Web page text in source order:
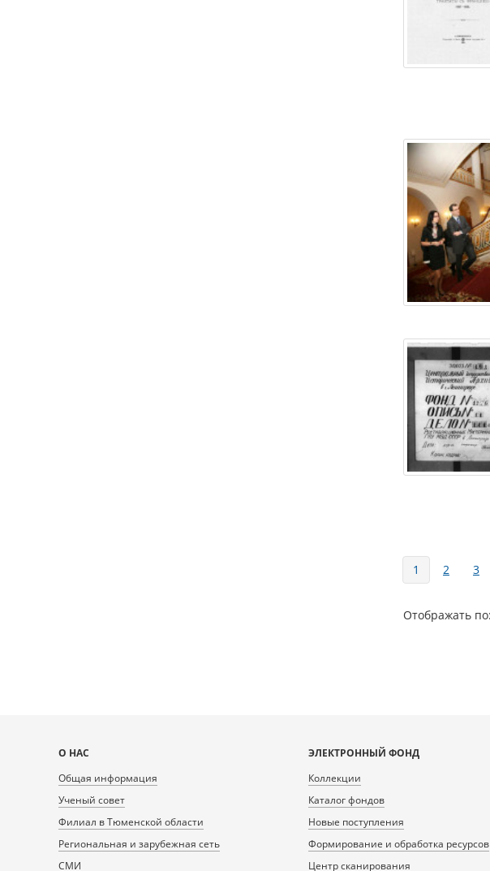
Страницы
1 2 3
Отображать по
Карта
сайта
О НАС
Общая информация
Ученый совет
Филиал в Тюменской области
Региональная и зарубежная сеть
СМИ
ЭЛЕКТРОННЫЙ ФОНД
Коллекции
Каталог фондов
Новые поступления
Формирование и обработка ресурсов
Центр сканирования